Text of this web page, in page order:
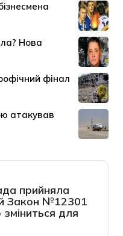
прийняла
Закон №12301
для